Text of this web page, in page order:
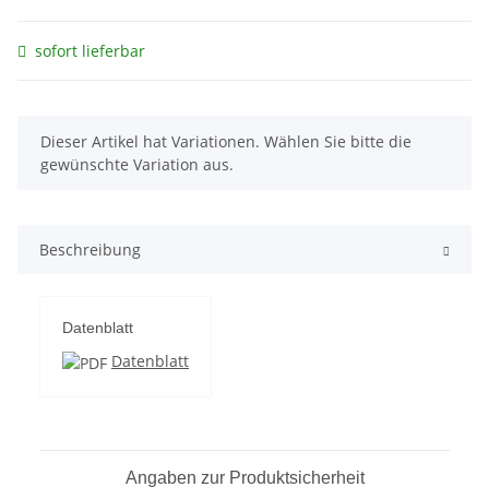
sofort lieferbar
x
Dieser Artikel hat Variationen. Wählen Sie bitte die
gewünschte Variation aus.
Beschreibung
Datenblatt
Datenblatt
Angaben zur Produktsicherheit